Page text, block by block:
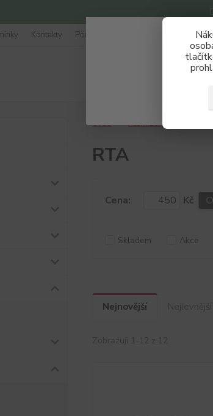
Kontakty Poradna
Úvod Atomizéry
RTA
Cena: Kč
Skladem Akce
Nejnovější